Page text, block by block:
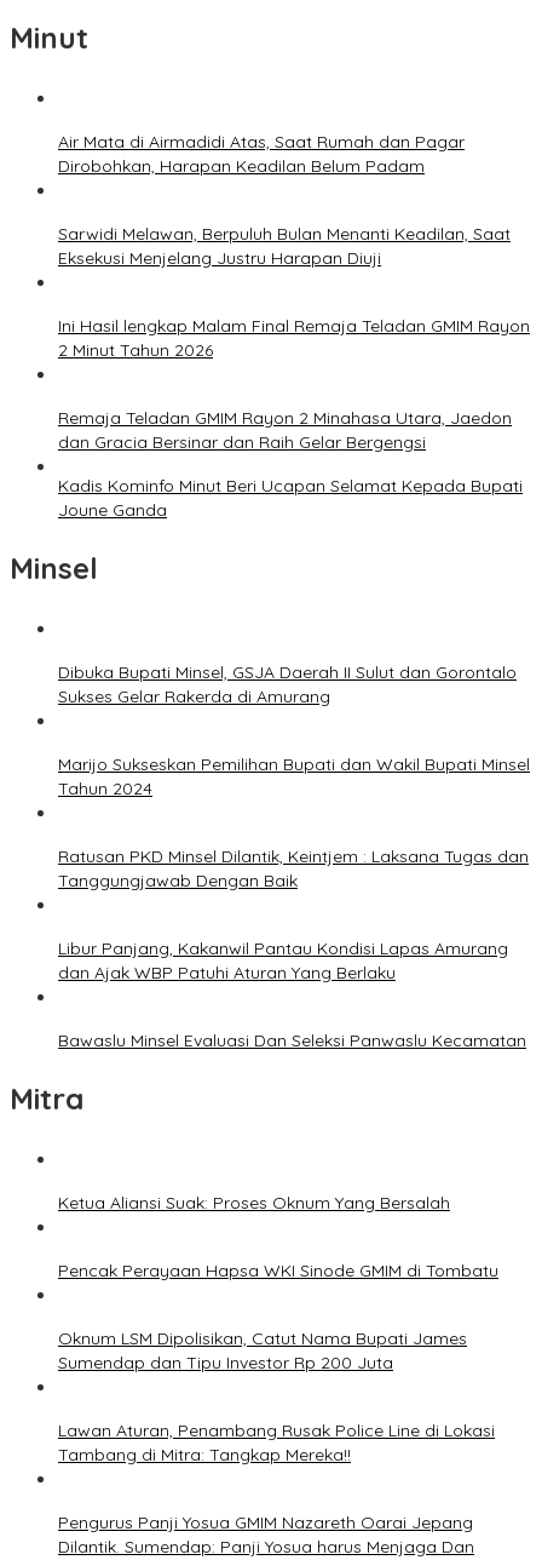
Minut
Air Mata di Airmadidi Atas, Saat Rumah dan Pagar
Dirobohkan, Harapan Keadilan Belum Padam
Sarwidi Melawan, Berpuluh Bulan Menanti Keadilan, Saat
Eksekusi Menjelang Justru Harapan Diuji
Ini Hasil lengkap Malam Final Remaja Teladan GMIM Rayon
2 Minut Tahun 2026
Remaja Teladan GMIM Rayon 2 Minahasa Utara, Jaedon
dan Gracia Bersinar dan Raih Gelar Bergengsi
Kadis Kominfo Minut Beri Ucapan Selamat Kepada Bupati
Joune Ganda
Minsel
Dibuka Bupati Minsel, GSJA Daerah II Sulut dan Gorontalo
Sukses Gelar Rakerda di Amurang
Marijo Sukseskan Pemilihan Bupati dan Wakil Bupati Minsel
Tahun 2024
Ratusan PKD Minsel Dilantik, Keintjem : Laksana Tugas dan
Tanggungjawab Dengan Baik
Libur Panjang, Kakanwil Pantau Kondisi Lapas Amurang
dan Ajak WBP Patuhi Aturan Yang Berlaku
Bawaslu Minsel Evaluasi Dan Seleksi Panwaslu Kecamatan
Mitra
Ketua Aliansi Suak: Proses Oknum Yang Bersalah
Pencak Perayaan Hapsa WKI Sinode GMIM di Tombatu
Oknum LSM Dipolisikan, Catut Nama Bupati James
Sumendap dan Tipu Investor Rp 200 Juta
Lawan Aturan, Penambang Rusak Police Line di Lokasi
Tambang di Mitra: Tangkap Mereka!!
Pengurus Panji Yosua GMIM Nazareth Oarai Jepang
Dilantik. Sumendap: Panji Yosua harus Menjaga Dan